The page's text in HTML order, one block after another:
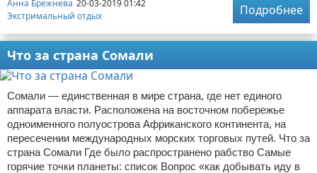
Анна Брежнева 20-03-2019 01:42
Экстримальный отдых
Подробнее
Что за страна Сомали
Сомали — единственная в мире страна, где нет единого
аппарата власти. Расположена на восточном побережье
одноименного полуострова Африканского континента, на
пересечении международных морских торговых путей. Что за
страна Сомали Где было распространено рабство Самые
горячие точки планеты: список Вопрос «как добывать иду в